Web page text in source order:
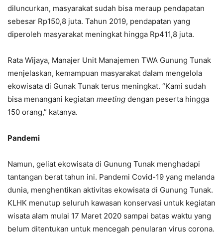
diluncurkan, masyarakat sudah bisa meraup pendapatan
sebesar Rp150,8 juta. Tahun 2019, pendapatan yang
diperoleh masyarakat meningkat hingga Rp411,8 juta.
Rata Wijaya, Manajer Unit Manajemen TWA Gunung Tunak
menjelaskan, kemampuan masyarakat dalam mengelola
ekowisata di Gunak Tunak terus meningkat. “Kami sudah
bisa menangani kegiatan meeting dengan peserta hingga
150 orang,” katanya.
Pandemi
Namun, geliat ekowisata di Gunung Tunak menghadapi
tantangan berat tahun ini. Pandemi Covid-19 yang melanda
dunia, menghentikan aktivitas ekowisata di Gunung Tunak.
KLHK menutup seluruh kawasan konservasi untuk kegiatan
wisata alam mulai 17 Maret 2020 sampai batas waktu yang
belum ditentukan untuk mencegah penularan virus corona.